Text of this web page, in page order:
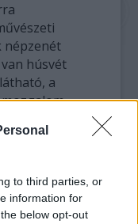
to third parties, or
information for
below opt-out
népzenét
húsvét
a
és